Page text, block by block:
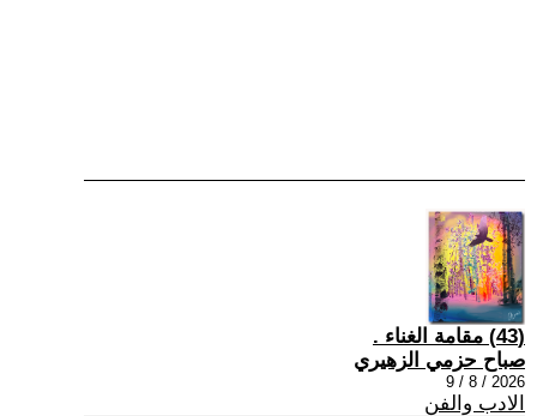
(43) مقامة الغناء .
صباح حزمي الزهيري
2026 / 8 / 9
الادب والفن